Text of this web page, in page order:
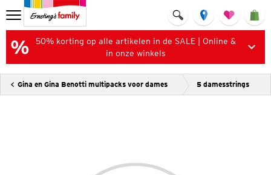
50% korting op alle artikelen in de SALE | Online &
in onze winkels
Gina en Gina Benotti multipacks voor dames 5 damesstrings